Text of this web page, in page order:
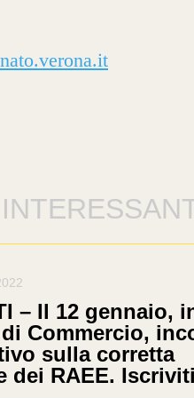
– Il 12 gennaio,
di Commercio,
sulla corretta
dei RAEE. Iscriviti